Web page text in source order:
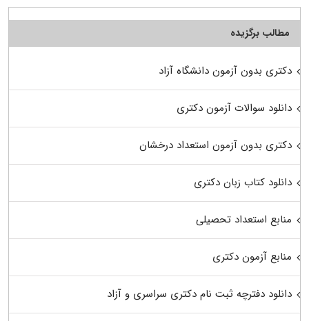
مطالب برگزیده
دکتری بدون آزمون دانشگاه آزاد
دانلود سوالات آزمون دکتری
دکتری بدون آزمون استعداد درخشان
دانلود کتاب زبان دکتری
منابع استعداد تحصیلی
منابع آزمون دکتری
دانلود دفترچه ثبت نام دکتری سراسری و آزاد